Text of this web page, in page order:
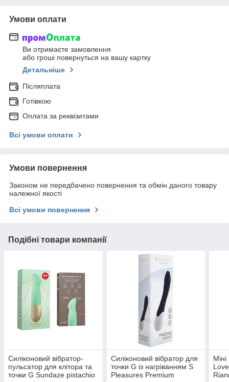
Умови оплати
Ви отримаєте замовлення
або гроші повернуться на вашу картку
Детальніше
Післяплата
Готівкою
Оплата за реквізитами
Всі умови оплати
Умови повернення
Законом не передбачено повернення та обмін даного товару
належної якості
Всі умови повернення
Подібні товари компанії
Силіконовий вібратор-
пульсатор для клітора та
точки G Sundaze pistachio
Силіконовий вібратор для
точки G із нагріванням S
Pleasures Premium